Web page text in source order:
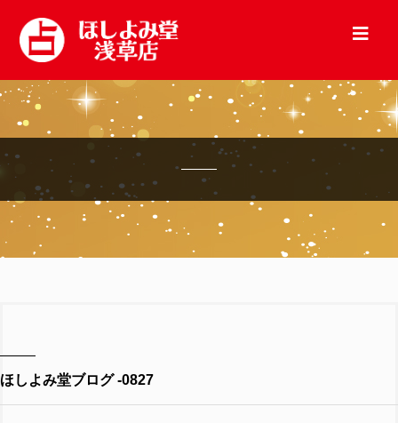
ほしよみ堂ブログ -0827